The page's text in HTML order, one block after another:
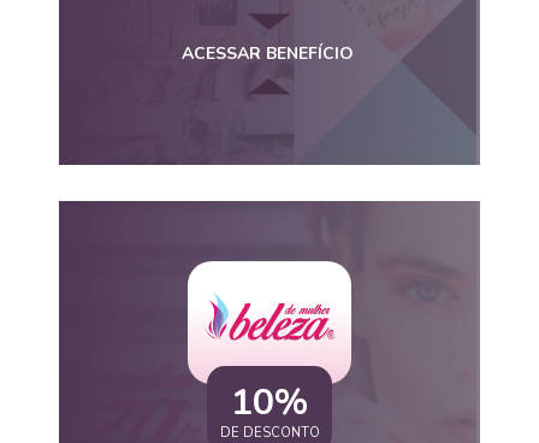
ACESSAR BENEFÍCIO
10%
DE DESCONTO